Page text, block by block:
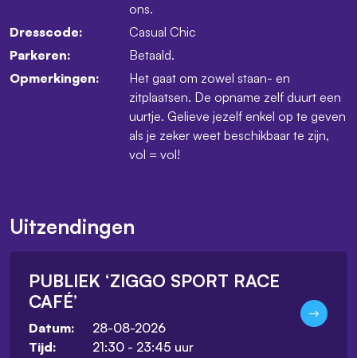
ons.
Dresscode:
Casual Chic
Parkeren:
Betaald.
Opmerkingen:
Het gaat om zowel staan- en
zitplaatsen. De opname zelf duurt een
uurtje. Gelieve jezelf enkel op te geven
als je zeker weet beschikbaar te zijn,
vol = vol!
Uitzendingen
PUBLIEK ‘ZIGGO SPORT RACE
CAFÉ’
Datum:
28-08-2026
Tijd:
21:30 - 23:45 uur